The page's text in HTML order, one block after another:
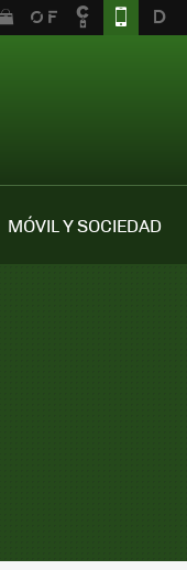
MÓVIL Y SOCIEDAD